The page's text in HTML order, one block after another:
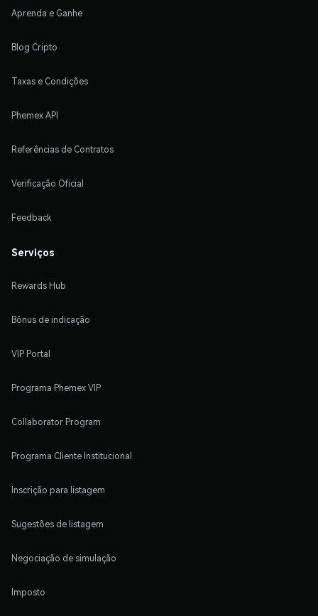
Aprenda e Ganhe
Blog Cripto
Taxas e Condições
Phemex API
Referências de Contratos
Verificação Oficial
Feedback
Serviços
Rewards Hub
Bônus de indicação
VIP Portal
Programa Phemex VIP
Collaborator Program
Programa Cliente Institucional
Inscrição para listagem
Sugestões de listagem
Negociação de simulação
Imposto